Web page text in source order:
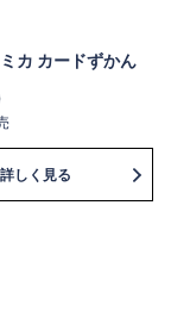
カ カードずかん
詳しく見る